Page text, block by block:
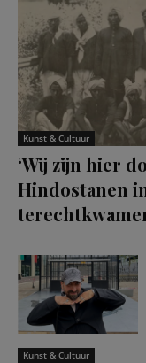
Kunst & Cultuur
‘Wij zijn hier
Hindostanen
Kunst & Cultuur